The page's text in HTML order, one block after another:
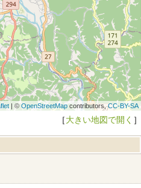
| © OpenStreetMapcontributors,CC-BY-SA
［大きい地図で開く ］